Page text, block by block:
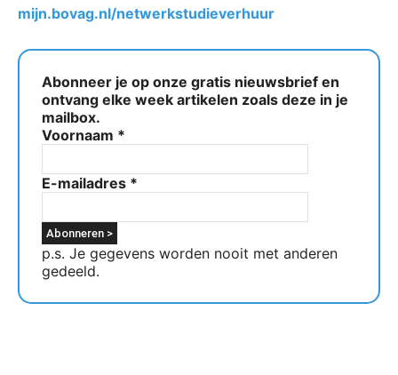
mijn.bovag.nl/netwerkstudieverhuur
Abonneer je op onze gratis nieuwsbrief en
ontvang elke week artikelen zoals deze in je
mailbox.
Voornaam *
E-mailadres *
p.s. Je gegevens worden nooit met anderen
gedeeld.